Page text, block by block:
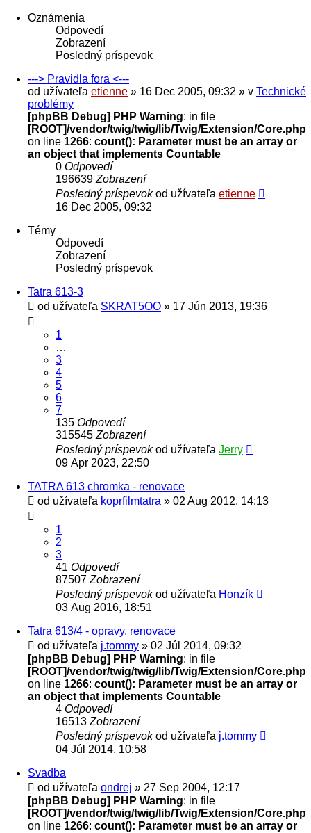
Oznámenia
Odpovedí
Zobrazení
Posledný príspevok
---> Pravidla fora <---
od užívateľa etienne » 16 Dec 2005, 09:32 » v Technické
problémy
[phpBB Debug] PHP Warning: in file
[ROOT]/vendor/twig/twig/lib/Twig/Extension/Core.php
on line 1266: count(): Parameter must be an array or
an object that implements Countable
0 Odpovedí
196639 Zobrazení
Posledný príspevokod užívateľa etienne
16 Dec 2005, 09:32
Témy
Odpovedí
Zobrazení
Posledný príspevok
Tatra 613-3
od užívateľa SKRAT5OO » 17 Jún 2013, 19:36
1
…
3
4
5
6
7
135 Odpovedí
315545 Zobrazení
Posledný príspevokod užívateľa Jerry
09 Apr 2023, 22:50
TATRA 613 chromka - renovace
od užívateľa koprfilmtatra » 02 Aug 2012, 14:13
1
2
3
41 Odpovedí
87507 Zobrazení
Posledný príspevokod užívateľa Honzík
03 Aug 2016, 18:51
Tatra 613/4 - opravy, renovace
od užívateľa j.tommy » 02 Júl 2014, 09:32
[phpBB Debug] PHP Warning: in file
[ROOT]/vendor/twig/twig/lib/Twig/Extension/Core.php
on line 1266: count(): Parameter must be an array or
an object that implements Countable
4 Odpovedí
16513 Zobrazení
Posledný príspevokod užívateľa j.tommy
04 Júl 2014, 10:58
Svadba
od užívateľa ondrej » 27 Sep 2004, 12:17
[phpBB Debug] PHP Warning: in file
[ROOT]/vendor/twig/twig/lib/Twig/Extension/Core.php
on line 1266: count(): Parameter must be an array or